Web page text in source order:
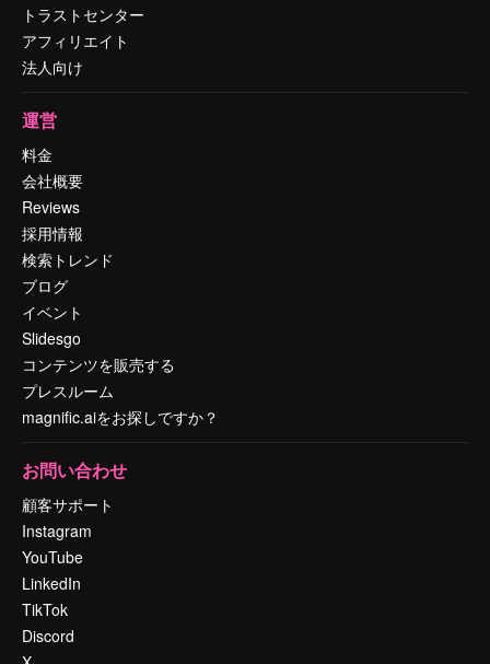
トラストセンター
アフィリエイト
法人向け
運営
料金
会社概要
Reviews
採用情報
検索トレンド
ブログ
イベント
Slidesgo
コンテンツを販売する
プレスルーム
magnific.aiをお探しですか？
お問い合わせ
顧客サポート
Instagram
YouTube
LinkedIn
TikTok
Discord